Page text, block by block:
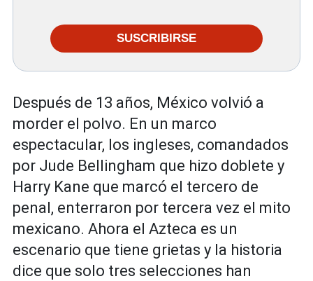
SUSCRIBIRSE
Después de 13 años, México volvió a
morder el polvo. En un marco
espectacular, los ingleses, comandados
por Jude Bellingham que hizo doblete y
Harry Kane que marcó el tercero de
penal, enterraron por tercera vez el mito
mexicano. Ahora el Azteca es un
escenario que tiene grietas y la historia
dice que solo tres selecciones han